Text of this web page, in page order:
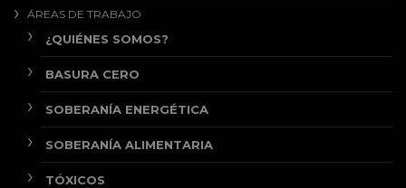
ÁREAS DE TRABAJO
¿QUIÉNES SOMOS?
BASURA CERO
SOBERANÍA ENERGÉTICA
SOBERANÍA ALIMENTARIA
TÓXICOS